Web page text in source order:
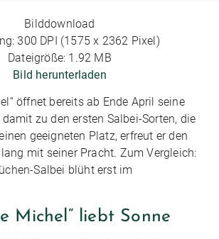
Bilddownload
300 DPI (1575 x 2362 Pixel)
Dateigröße: 1.92 MB
Bild herunterladen
öffnet bereits ab Ende April seine
zu den ersten Salbei-Sorten, die
geeigneten Platz, erfreut er den
mit seiner Pracht. Zum Vergleich:
Salbei blüht erst im
Michel“ liebt Sonne